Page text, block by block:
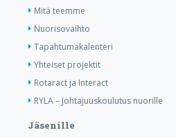
Mitä teemme
Nuorisovaihto
Tapahtumakalenteri
Yhteiset projektit
Rotaract ja Interact
RYLA – Johtajuuskoulutus nuorille
Jäsenille